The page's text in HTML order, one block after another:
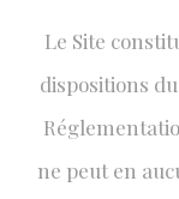
Le Site
dispositions
ne peut en